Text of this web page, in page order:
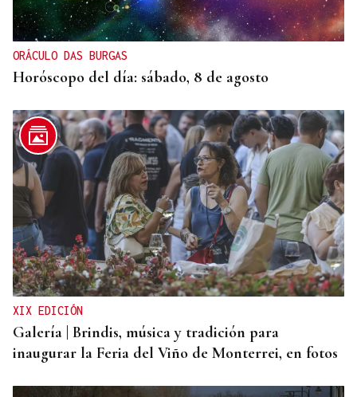
concejales que rechazan la fusión fusión de
Carballeda de Avia y Ribadavia
ORÁCULO DAS BURGAS
Horóscopo del día: sábado, 8 de agosto
XIX EDICIÓN
Galería | Brindis, música y tradición para
inaugurar la Feria del Viño de Monterrei, en fotos